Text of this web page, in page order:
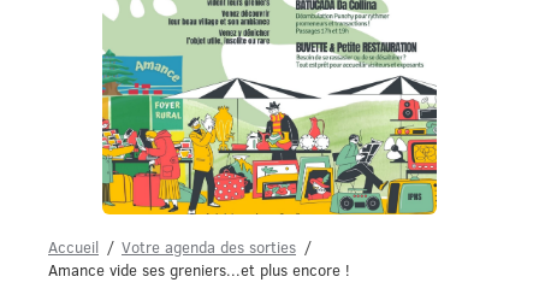
Accueil
Votre agenda des sorties
Amance vide ses greniers...et plus encore !